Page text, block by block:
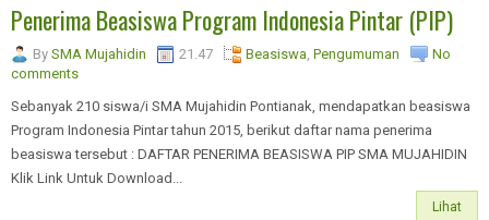
Penerima Beasiswa Program Indonesia Pintar (PIP)
By SMA Mujahidin 21.47 Beasiswa Pengumuman
No
comments
Sebanyak 210 siswa/i SMA Mujahidin Pontianak, mendapatkan beasiswa
Program Indonesia Pintar tahun 2015, berikut daftar nama penerima
beasiswa tersebut : DAFTAR PENERIMA BEASISWA PIP SMA MUJAHIDIN
Klik Link Untuk Download...
Lihat